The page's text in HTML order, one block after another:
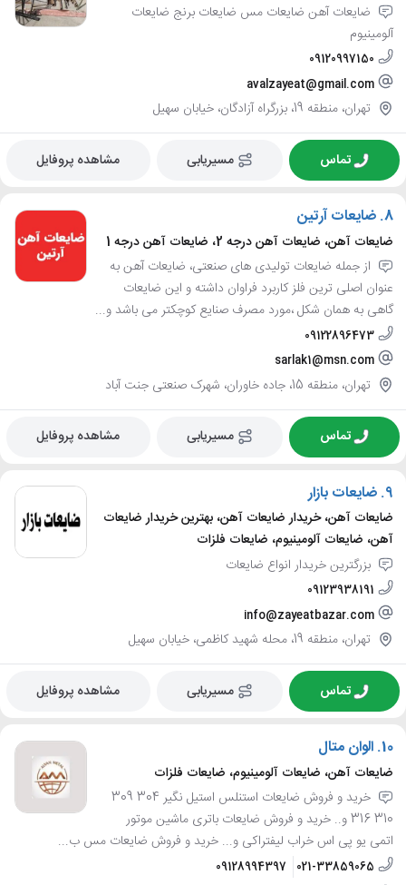
ضایعات آهن ضایعات مس ضایعات برنج ضایعات
آلومینیوم
09120997150
avalzayeat@gmail.com
تهران، منطقه 19، بزرگراه آزادگان، خیابان سهیل
تماس مسیریابی مشاهده پروفایل
8. ضایعات آرتین
ضایعات آهن، ضایعات آهن درجه 2، ضایعات آهن درجه 1
از جمله ضایعات تولیدی های صنعتی، ضایعات آهن به
عنوان اصلی ترین فلز کاربرد فراوان داشته و این ضایعات
گاهی به همان شکل ،مورد مصرف صنایع کوچکتر می باشد و...
09122896473
sarlak1@msn.com
تهران، منطقه 15، جاده خاوران، شهرک صنعتی جنت آباد
تماس مسیریابی مشاهده پروفایل
9. ضایعات بازار
ضایعات آهن، خریدار ضایعات آهن، بهترین خریدار ضایعات
آهن، ضایعات آلومینیوم، ضایعات فلزات
بزرگترین خریدار انواع ضایعات
09123938191
info@zayeatbazar.com
تهران، منطقه 19، محله شهید کاظمی، خیابان سهیل
تماس مسیریابی مشاهده پروفایل
10. الوان متال
ضایعات آهن، ضایعات آلومینیوم، ضایعات فلزات
خرید و فروش ضایعات استنلس استیل نگیر 304 309
310 316 و.. خرید و فروش ضایعات باتری ماشین موتور
اتمی یو پی اس خراب لیفتراکی و... خرید و فروش ضایعات مس ب...
021-33859065
09128994397